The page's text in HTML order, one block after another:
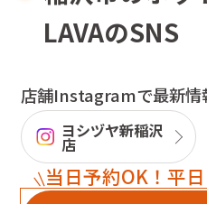
LAVAのSNS
店舗Instagramで最新情
ヨシヅヤ新稲沢
店
当日予約OK！平